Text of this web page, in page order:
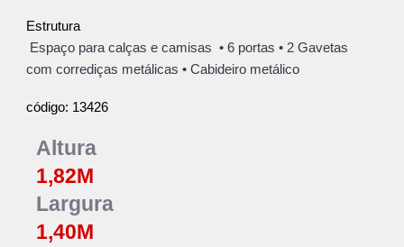
Estrutura
Espaço para calças e camisas • 6 portas • 2 Gavetas
com corrediças metálicas • Cabideiro metálico
código: 13426
Altura
1,82M
Largura
1,40M